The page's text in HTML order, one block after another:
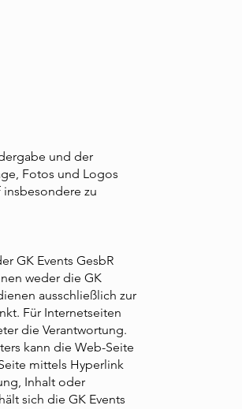
und der
Fotos und Logos
zu
GK Events GesbR
weder die GK
ausschließlich zur
Für Internetseiten
die Verantwortung.
kann die Web-Seite
mittels Hyperlink
Inhalt oder
sich die GK Events